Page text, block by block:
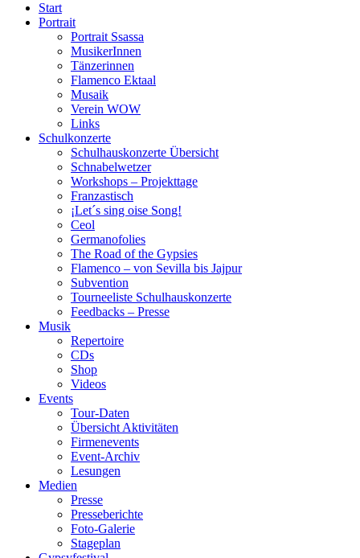
Start
Portrait
Portrait Ssassa
MusikerInnen
Tänzerinnen
Flamenco Ektaal
Musaik
Verein WOW
Links
Schulkonzerte
Schulhauskonzerte Übersicht
Schnabelwetzer
Workshops – Projekttage
Franzastisch
¡Let´s sing oise Song!
Ceol
Germanofolies
The Road of the Gypsies
Flamenco – von Sevilla bis Jajpur
Subvention
Tourneeliste Schulhauskonzerte
Feedbacks – Presse
Musik
Repertoire
CDs
Shop
Videos
Events
Tour-Daten
Übersicht Aktivitäten
Firmenevents
Event-Archiv
Lesungen
Medien
Presse
Presseberichte
Foto-Galerie
Stageplan